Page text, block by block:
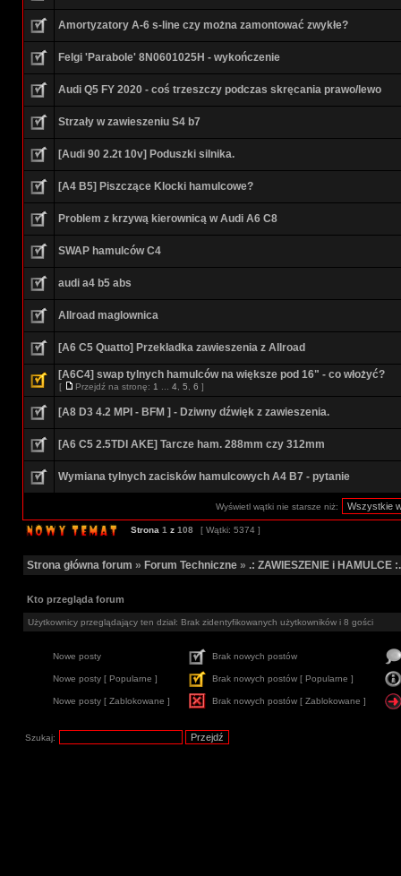
Amortyzatory A-6 s-line czy można zamontować zwykłe?
Felgi 'Parabole' 8N0601025H - wykończenie
Audi Q5 FY 2020 - coś trzeszczy podczas skręcania prawo/lewo
Strzały w zawieszeniu S4 b7
[Audi 90 2.2t 10v] Poduszki silnika.
[A4 B5] Piszczące Klocki hamulcowe?
Problem z krzywą kierownicą w Audi A6 C8
SWAP hamulców C4
audi a4 b5 abs
Allroad maglownica
[A6 C5 Quatto] Przekładka zawieszenia z Allroad
[A6C4] swap tylnych hamulców na większe pod 16" - co włożyć?
[ Przejdź na stronę: 1 4 5 6 ]
[A8 D3 4.2 MPI - BFM ] - Dziwny dźwięk z zawieszenia.
[A6 C5 2.5TDI AKE] Tarcze ham. 288mm czy 312mm
Wymiana tylnych zacisków hamulcowych A4 B7 - pytanie
Wyświetl wątki nie starsze niż:
Strona 1 z 108 [ Wątki: 5374 ]
Strona główna forum » Forum Techniczne » .: ZAWIESZENIE i HAMULCE :.
Kto przegląda forum
Użytkownicy przeglądający ten dział: Brak zidentyfikowanych użytkowników i 8 gości
Nowe posty Brak nowych postów
Nowe posty [ Popularne ] Brak nowych postów [ Popularne ]
Nowe posty [ Zablokowane ] Brak nowych postów [ Zablokowane ]
Szukaj: